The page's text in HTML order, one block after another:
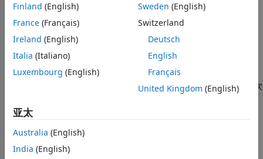
，则对于给定的风险厌恶水平 λ
λ
，您需要最大化风险调整后的预期回报：
λxTQx).
求解器用于求解此二次规划问题。但是，除了简单的二次
投资组合中资产不超过 种，其中 。
投资组合中至少有
Finland (English)
France (Français)
Ireland (English)
Italia (Italiano)
Luxembourg (English)
Sweden (English)
Switzerland
Deutsch
English
Français
United Kingdom (English)
亚太
Australia (English)
India (English)